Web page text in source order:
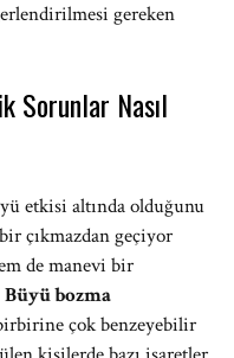
gereken
Sorunlar Nasıl
etkisi altında olduğunu
çıkmazdan geçiyor
de manevi bir
Büyü bozma
çok benzeyebilir